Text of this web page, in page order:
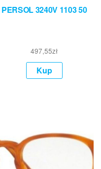
PERSOL 3240V 1103 50
497,55zł
Kup